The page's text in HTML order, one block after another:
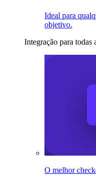
Ideal para
objetivo.
Integração para todas
O melhor